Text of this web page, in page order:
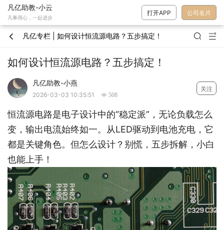
凡亿助教-小云
凡事用心，一起进步
打开APP 公司名片
 凡亿专栏 | 如何设计恒流源电路？五步搞定！  
如何设计恒流源电路？五步搞定！
凡亿助教-小燕
2026-03-03 10:35:51  508
关注
恒流源电路是电子设计中的“稳定派”，无论负载怎么
变，输出电流始终如一。从LED驱动到电池充电，它
都是关键角色。但怎么设计？别慌，五步拆解，小白
也能上手！